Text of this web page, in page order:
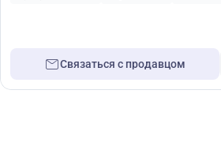
Связаться с продавцом